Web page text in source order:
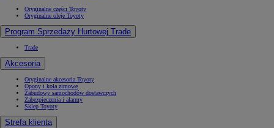
Oryginalne części Toyoty
Oryginalne oleje Toyoty
Program Sprzedaży Hurtowej Trade
Trade
Akcesoria
Oryginalne akcesoria Toyoty
Opony i koła zimowe
Zabudowy samochodów dostawczych
Zabezpieczenia i alarmy
Sklep Toyoty
Strefa klienta